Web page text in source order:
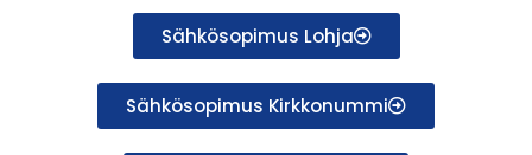
Sähkösopimus Lohja
Sähkösopimus Kirkkonummi